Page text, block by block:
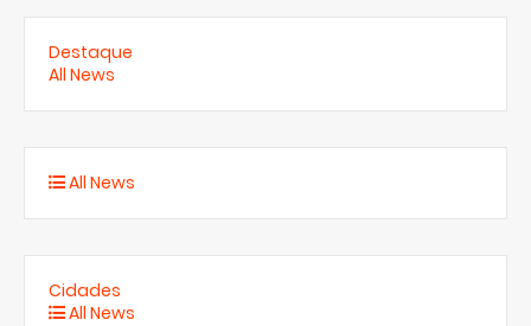
Destaque
All News
All News
Cidades
All News